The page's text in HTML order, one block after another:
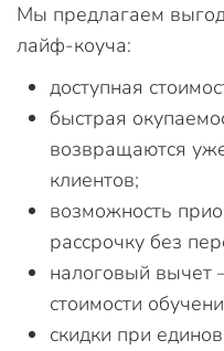
Мы предлагаем
лайф-коуча:
доступная
быстрая
возвращаются
клиентов;
возможность
рассрочку без
налоговый вычет
стоимости
скидки при